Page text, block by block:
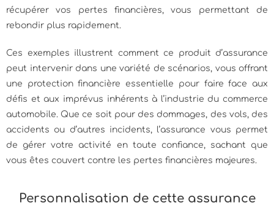
récupérer vos pertes financières, vous permettant de
rebondir plus rapidement.
Ces exemples illustrent comment ce produit d’assurance
peut intervenir dans une variété de scénarios, vous offrant
une protection financière essentielle pour faire face aux
défis et aux imprévus inhérents à l’industrie du commerce
automobile. Que ce soit pour des dommages, des vols, des
accidents ou d’autres incidents, l’assurance vous permet
de gérer votre activité en toute confiance, sachant que
vous êtes couvert contre les pertes financières majeures.
Personnalisation de cette assurance